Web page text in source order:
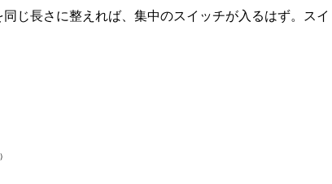
じ長さに整えれば、集中のスイッチが入るはず。スイ